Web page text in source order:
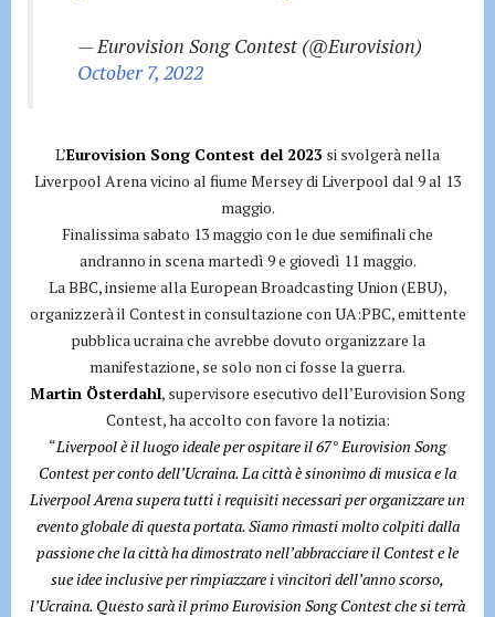
— Eurovision Song Contest (@Eurovision)
October 7, 2022
L’Eurovision Song Contest del 2023 si svolgerà nella
Liverpool Arena vicino al fiume Mersey di Liverpool dal 9 al 13
maggio.
Finalissima sabato 13 maggio con le due semifinali che
andranno in scena martedì 9 e giovedì 11 maggio.
La BBC, insieme alla European Broadcasting Union (EBU),
organizzerà il Contest in consultazione con UA:PBC, emittente
pubblica ucraina che avrebbe dovuto organizzare la
manifestazione, se solo non ci fosse la guerra.
Martin Österdahl, supervisore esecutivo dell’Eurovision Song
Contest, ha accolto con favore la notizia:
“Liverpool è il luogo ideale per ospitare il 67° Eurovision Song
Contest per conto dell’Ucraina. La città è sinonimo di musica e la
Liverpool Arena supera tutti i requisiti necessari per organizzare un
evento globale di questa portata. Siamo rimasti molto colpiti dalla
passione che la città ha dimostrato nell’abbracciare il Contest e le
sue idee inclusive per rimpiazzare i vincitori dell’anno scorso,
l’Ucraina. Questo sarà il primo Eurovision Song Contest che si terrà